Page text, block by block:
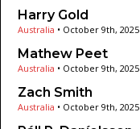
Harry Gold
Australia • October 9th, 2025
Mathew Peet
Australia • October 9th, 2025
Zach Smith
Australia • October 9th, 2025